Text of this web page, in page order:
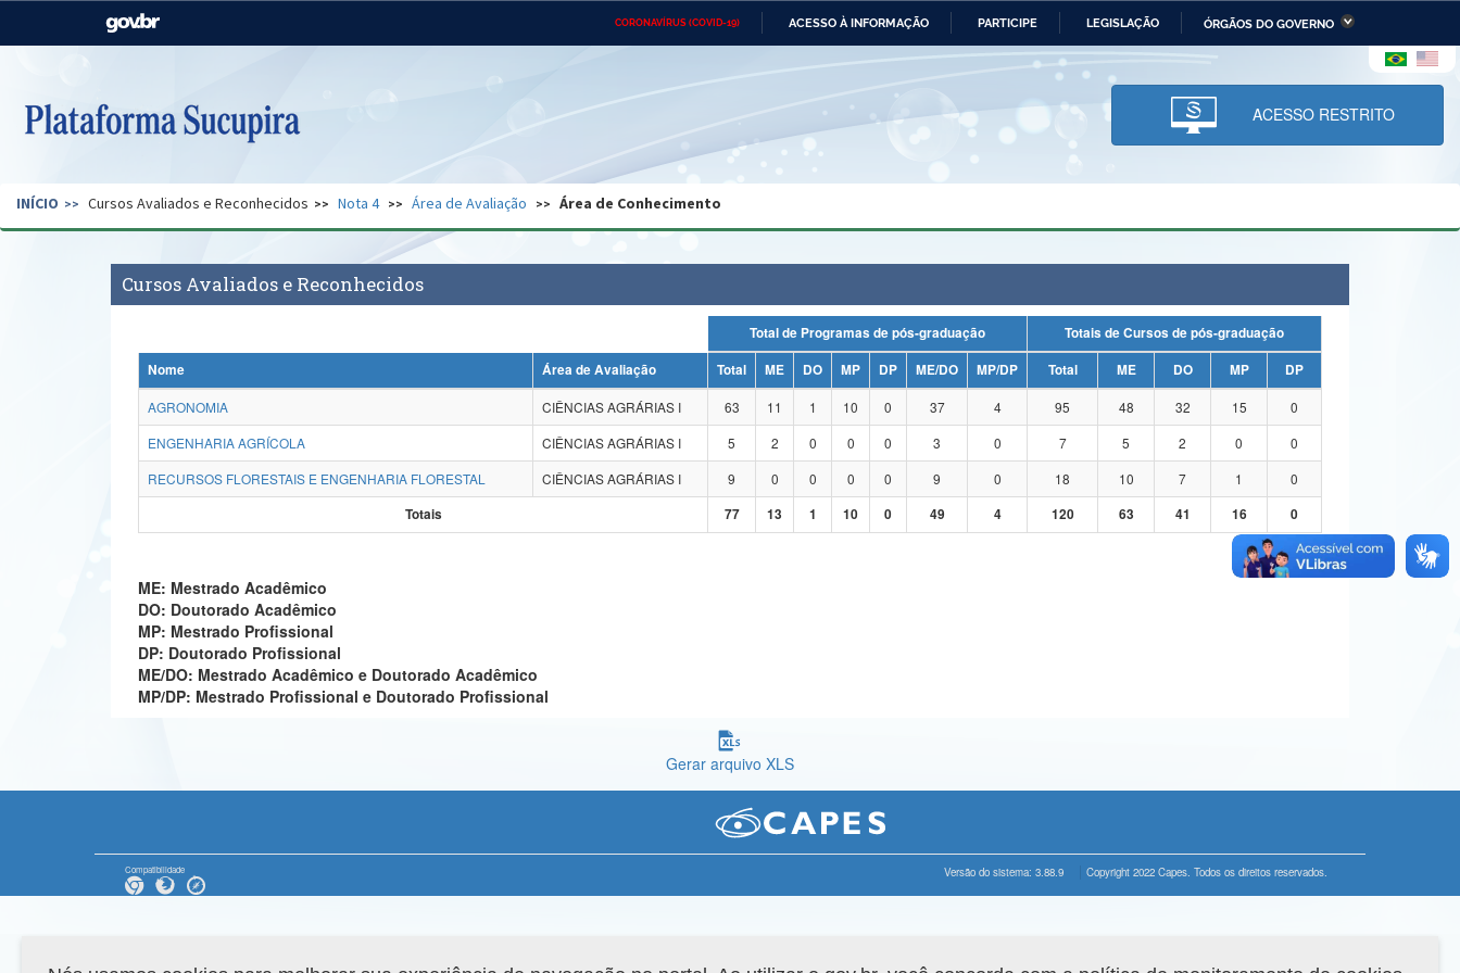
CORONAVÍRUS (COVID-19) ACESSO À INFORMAÇÃO PARTICIPE LEGISLAÇÃO ÓRGÃOS DO GOVERNO
Casa Civil Ministério das Relações Ministério da Economia Ministério da Infraestrutura
Pecuária e Abastecimento
Ministério da Ciência,
Tecnologia, Inovações e
Comunicações
Ministério do Desenvolvimento
Regional e dos Direitos Humanos
Secretaria de Governo Gabinete de Segurança Advocacia-Geral da União Banco Central do Brasil Planalto
ACESSO RESTRITO
INÍCIO Cursos Avaliados e Reconhecidos Nota 4 Área de Avaliação Área de Conhecimento
Cursos Avaliados e Reconhecidos
Total de Programas de pós-graduação
Totais de Cursos de pós-graduação
Nome
Área de Avaliação Total ME DO MP DP ME/DO MP/DP Total ME DO MP
DP
AGRONOMIA
CIÊNCIAS AGRÁRIAS I 63 11 1 10 0 37 4 95 48 32 15
0
ENGENHARIA AGRÍCOLA
CIÊNCIAS AGRÁRIAS I 5 2 0 0 0 3 0 7 5 2 0
0
RECURSOS FLORESTAIS E ENGENHARIA FLORESTAL
CIÊNCIAS AGRÁRIAS I 9 0 0 0 0 9 0 18 10 7 1
0
Totais
77 13 1 10 0 49 4 120 63 41 16 0
ME: Mestrado Acadêmico
DO: Doutorado Acadêmico
MP: Mestrado Profissional
DP: Doutorado Profissional
ME/DO: Mestrado Acadêmico e Doutorado Acadêmico
MP/DP: Mestrado Profissional e Doutorado Profissional
Gerar arquivo XLS
Compatibilidade Versão do sistema: 3.88.9 Copyright 2022 Capes. Todos os direitos reservados.